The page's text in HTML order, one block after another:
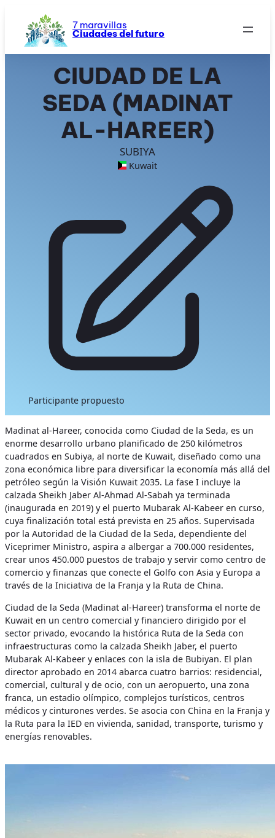
contenido
7 maravillas
Ciudades del futuro
CIUDAD DE LA
SEDA (MADINAT
AL-HAREER)
SUBIYA
Kuwait
Participante propuesto
Madinat al-Hareer, conocida como Ciudad de la Seda, es un
enorme desarrollo urbano planificado de 250 kilómetros
cuadrados en Subiya, al norte de Kuwait, diseñado como una
zona económica libre para diversificar la economía más allá del
petróleo según la Visión Kuwait 2035. La fase I incluye la
calzada Sheikh Jaber Al-Ahmad Al-Sabah ya terminada
(inaugurada en 2019) y el puerto Mubarak Al-Kabeer en curso,
cuya finalización total está prevista en 25 años. Supervisada
por la Autoridad de la Ciudad de la Seda, dependiente del
Viceprimer Ministro, aspira a albergar a 700.000 residentes,
crear unos 450.000 puestos de trabajo y servir como centro de
comercio y finanzas que conecte el Golfo con Asia y Europa a
través de la Iniciativa de la Franja y la Ruta de China.
Ciudad de la Seda (Madinat al-Hareer) transforma el norte de
Kuwait en un centro comercial y financiero dirigido por el
sector privado, evocando la histórica Ruta de la Seda con
infraestructuras como la calzada Sheikh Jaber, el puerto
Mubarak Al-Kabeer y enlaces con la isla de Bubiyan. El plan
director aprobado en 2014 abarca cuatro barrios: residencial,
comercial, cultural y de ocio, con un aeropuerto, una zona
franca, un estadio olímpico, complejos turísticos, centros
médicos y cinturones verdes. Se asocia con China en la Franja y
la Ruta para la IED en vivienda, sanidad, transporte, turismo y
energías renovables.